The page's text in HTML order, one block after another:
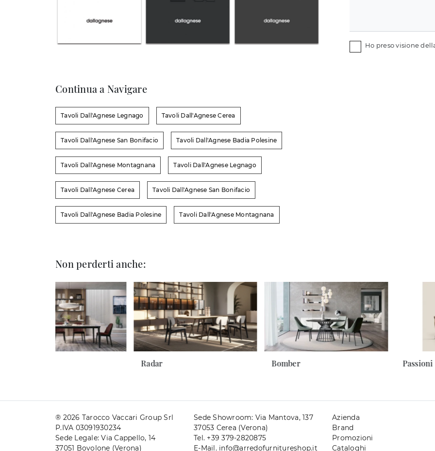
Continua a Navigare
Tavoli Dall'Agnese Legnago Tavoli Dall'Agnese Cerea
Tavoli Dall'Agnese San Bonifacio Tavoli Dall'Agnese Badia Polesine
Tavoli Dall'Agnese Montagnana Tavoli Dall'Agnese Legnago
Tavoli Dall'Agnese Cerea Tavoli Dall'Agnese San Bonifacio
Tavoli Dall'Agnese Badia Polesine Tavoli Dall'Agnese Montagnana
Ho preso visione
Non perderti anche:
Radar Bomber Passioni
® 2026 Tarocco Vaccari Group Srl
P.IVA 03091930234
Sede Legale: Via Cappello, 14
37051 Bovolone (Verona)
Sede Showroom: Via Mantova, 137
37053 Cerea (Verona)
Tel. +39 379-2820875
E-Mail. info@arredofurnitureshop.it
Azienda
Brand
Promozioni
Cataloghi